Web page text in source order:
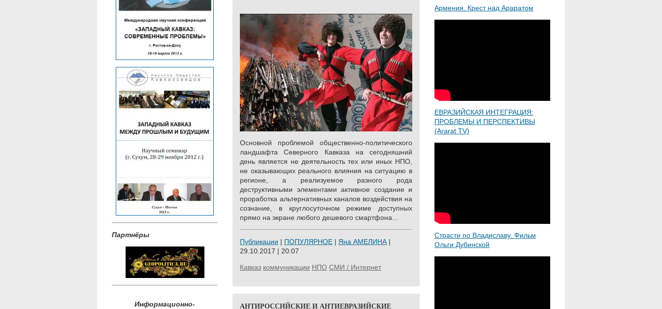
Партнёры
Информационно-
Основной проблемой общественно-политического
ландшафта Северного Кавказа на сегодняшний
день является не деятельность тех или иных НПО,
не оказывающих реального влияния на ситуацию в
регионе, а реализуемое разного рода
деструктивными элементами активное создание и
проработка альтернативных каналов воздействия на
сознание, в круглосуточном режиме доступных
прямо на экране любого дешевого смартфона...
Публикации | ПОПУЛЯРНОЕ | Яна АМЕЛИНА |
29.10.2017 | 20:07
Кавказ коммуникации НПО СМИ / Интернет
АНТИРОССИЙСКИЕ И АНТИЕВРАЗИЙСКИЕ
Армения. Крест над Араратом
ЕВРАЗИЙСКАЯ ИНТЕГРАЦИЯ:
ПРОБЛЕМЫ И ПЕРСПЕКТИВЫ
(Ararat TV)
Страсти по Владиславу. Фильм
Ольги Дубинской